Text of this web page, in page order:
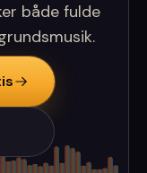
både fulde